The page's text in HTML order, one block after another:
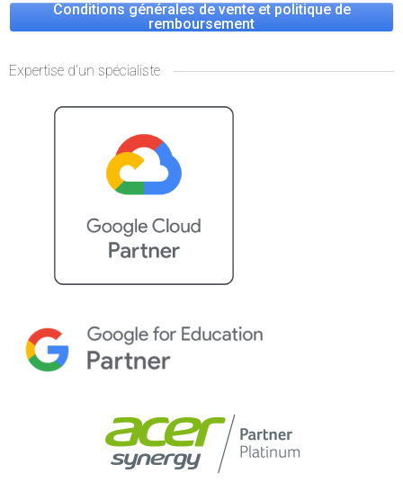
Conditions générales de vente et politique de
remboursement
Expertise d’un spécialiste